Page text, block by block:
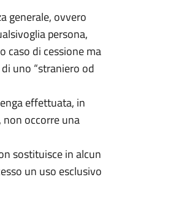
generale, ovvero
persona,
caso di cessione ma
uno “straniero od
effettuata, in
occorre una
sostituisce in alcun
un uso esclusivo